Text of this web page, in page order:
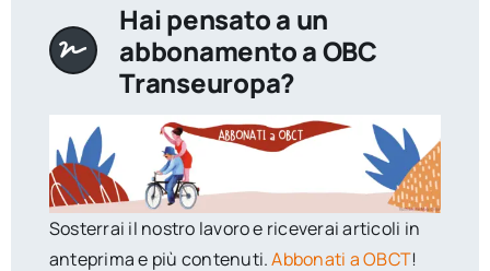
Hai pensato a un
abbonamento a OBC
Transeuropa?
Sosterrai il nostro lavoro e riceverai articoli in
anteprima e più contenuti.Abbonati a OBCT!